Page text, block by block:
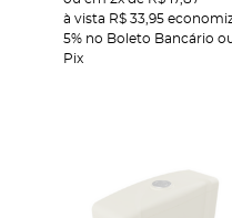
à vista R$ 33,95
5% no Boleto Bancário
Pix